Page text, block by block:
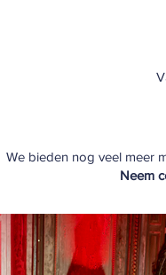
We bieden nog veel meer
Neem